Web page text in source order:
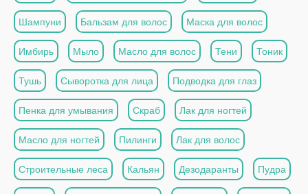
Шампуни Бальзам для волос Маска для волос
Имбирь Мыло Масло для волос Тени Тоник
Тушь Сыворотка для лица Подводка для глаз
Пенка для умывания Скраб Лак для ногтей
Масло для ногтей Пилинги Лак для волос
Строительные леса Кальян Дезодаранты Пудра